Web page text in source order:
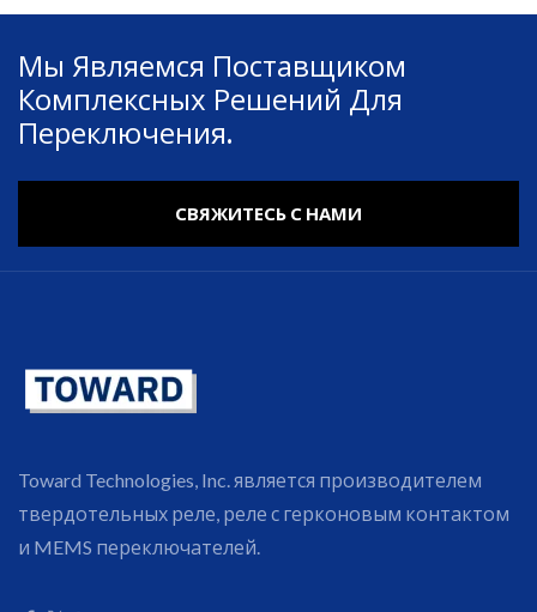
Мы Являемся Поставщиком
Комплексных Решений Для
Переключения.
СВЯЖИТЕСЬ С НАМИ
Toward Technologies, Inc. является производителем
твердотельных реле, реле с герконовым контактом
и MEMS переключателей.